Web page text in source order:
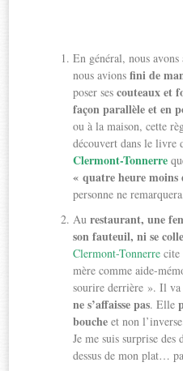
En général, nous
nous avionsfini de
poser sescouteaux et
façon parallèle et en
ou à la maison, cette
découvert dans le livre
Clermont-Tonnerre
« quatre heure moins
personne ne
Aurestaurant, une
son fauteuil, ni se
Clermont-Tonnerre cite
mère comme aide-
sourire derrière ». Il
ne s’affaisse pas. Elle
bouche et non
Je me suis surprise
dessus de mon plat…